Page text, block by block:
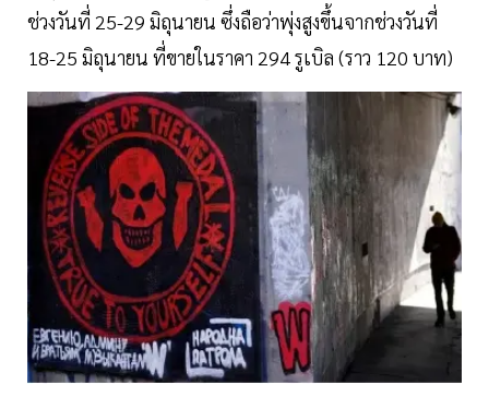
ช่วงวันที่ 25-29 มิถุนายน ซึ่งถือว่าพุ่งสูงขึ้นจากช่วงวันที่
18-25 มิถุนายน ที่ขายในราคา 294 รูเบิล (ราว 120 บาท)